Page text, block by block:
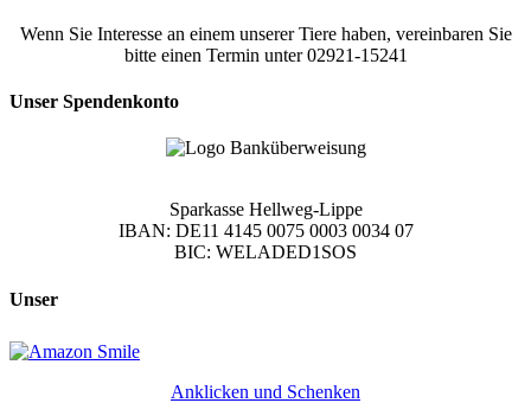
Wenn Sie Interesse an einem unserer Tiere haben, vereinbaren Sie
bitte einen Termin unter 02921-15241
Unser Spendenkonto
Sparkasse Hellweg-Lippe
IBAN: DE11 4145 0075 0003 0034 07
BIC: WELADED1SOS
Unser
Anklicken und Schenken